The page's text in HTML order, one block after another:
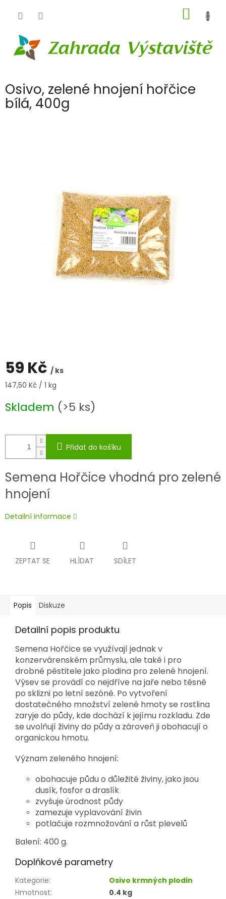
KOŠÍK
Osivo, zelené hnojení hořčice
bílá, 400g
59 Kč / ks
Měrná
147,50 Kč / 1 kg
Skladem (>5 ks)
Přidat do košíku
Semena Hořčice vhodná pro zelené
hnojení
Detailní informace
ZEPTAT SE HLÍDAT SDÍLET
Popis Diskuze
Detailní popis produktu
Semena Hořčice se využívají jednak v
konzervárenském průmyslu, ale také i pro
drobné pěstitele jako plodina pro zelené hnojení.
Výsev se provádí co nejdříve na jaře nebo těsně
po sklizni po letní sezóně. Po vytvoření
dostatečného množství zelené hmoty se rostlina
zaryje do půdy, kde dochází k jejímu rozkladu. Zde
se uvolňují živiny do půdy a zároveň ji obohacují o
organickou hmotu.
Význam zeleného hnojení:
obohacuje půdu o důležité živiny, jako jsou
dusík, fosfor a draslík
zvyšuje úrodnost půdy
zamezuje vyplavování živin
potlačuje rozmnožování a růst plevelů
Balení: 400 g.
Doplňkové parametry
Kategorie:
Osivo krmných plodin
Hmotnost:
0.4 kg